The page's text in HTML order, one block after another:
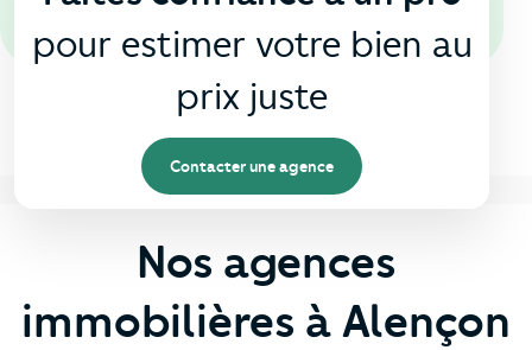
pour estimer votre bien au
prix juste
Contacter une agence
Nos agences
immobilières à Alençon